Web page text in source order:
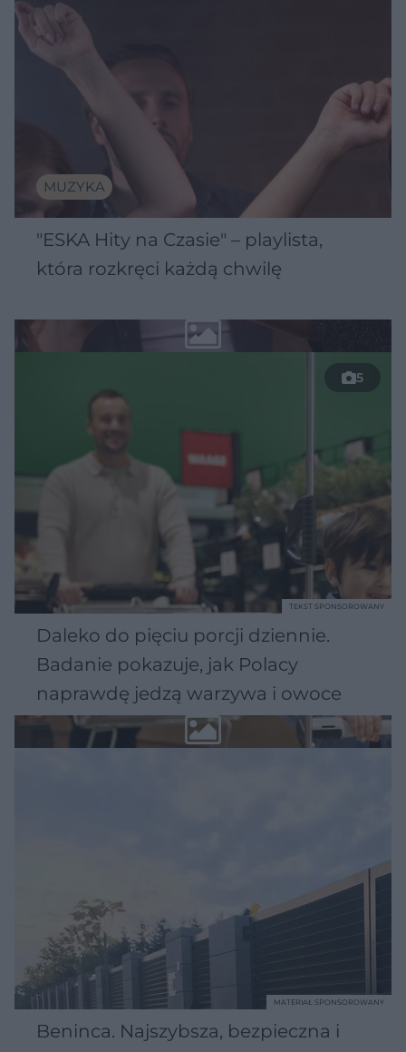
MUZYKA
"ESKA Hity na Czasie" – playlista,
która rozkręci każdą chwilę
5
Daleko do pięciu porcji dziennie.
Badanie pokazuje, jak Polacy
naprawdę jedzą warzywa i owoce
TEKST SPONSOROWANY
Beninca. Najszybsza, bezpieczna i
MATERIAŁ SPONSOROWANY